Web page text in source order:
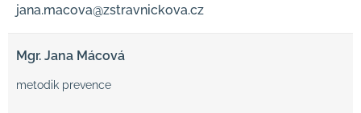
jana.macova@zstravnickova.cz
Mgr. Jana Mácová
metodik prevence